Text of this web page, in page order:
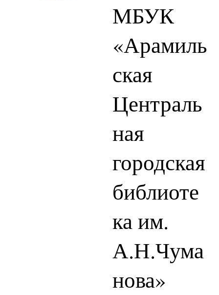
МБУК
«Арамиль
ская
Централь
ная
городская
библиоте
ка им.
А.Н.Чума
нова»